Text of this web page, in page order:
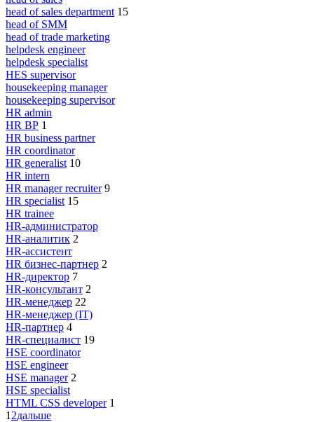
head of sales department 15
head of SMM
head of trade marketing
helpdesk engineer
helpdesk specialist
HES supervisor
housekeeping manager
housekeeping supervisor
HR admin
HR BP 1
HR business partner
HR coordinator
HR generalist 10
HR intern
HR manager recruiter 9
HR specialist 15
HR trainee
HR-администратор
HR-аналитик 2
HR-ассистент
HR бизнес-партнер 2
HR-директор 7
HR-консультант 2
HR-менеджер 22
HR-менеджер (IT)
HR-партнер 4
HR-специалист 19
HSE coordinator
HSE engineer
HSE manager 2
HSE specialist
HTML CSS developer 1
1 2дальше